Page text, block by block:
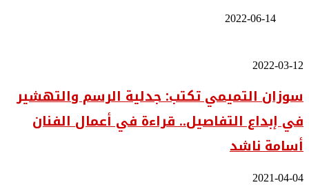
2022-06-14
سوزان
تكتب:
جدلية
الرسم
والتهشير
في
قراءة
2022-03-12
سوزان التميمي تكتب: جدلية الرسم والتهشير
في إبداع التفاصيل.. قراءة في أعمال الفنان
أسامة ناشد
سوزان
2021-04-04